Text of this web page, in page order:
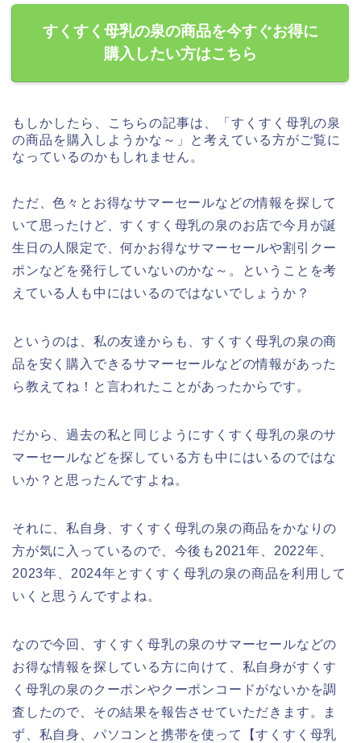
すくすく母乳の泉の商品を今すぐお得に
購入したい方はこちら
もしかしたら、こちらの記事は、「すくすく母乳の泉
の商品を購入しようかな～」と考えている方がご覧に
なっているのかもしれません。
ただ、色々とお得なサマーセールなどの情報を探して
いて思ったけど、すくすく母乳の泉のお店で今月が誕
生日の人限定で、何かお得なサマーセールや割引クー
ポンなどを発行していないのかな～。ということを考
えている人も中にはいるのではないでしょうか？
というのは、私の友達からも、すくすく母乳の泉の商
品を安く購入できるサマーセールなどの情報があった
ら教えてね！と言われたことがあったからです。
だから、過去の私と同じようにすくすく母乳の泉のサ
マーセールなどを探している方も中にはいるのではな
いか？と思ったんですよね。
それに、私自身、すくすく母乳の泉の商品をかなりの
方が気に入っているので、今後も2021年、2022年、
2023年、2024年とすくすく母乳の泉の商品を利用して
いくと思うんですよね。
なので今回、すくすく母乳の泉のサマーセールなどの
お得な情報を探している方に向けて、私自身がすくす
く母乳の泉のクーポンやクーポンコードがないかを調
査したので、その結果を報告させていただきます。ま
ず、私自身、パソコンと携帯を使って【すくすく母乳